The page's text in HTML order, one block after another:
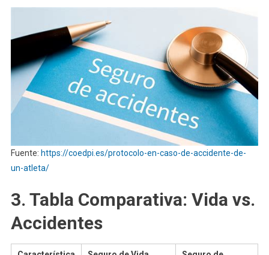
Fuente: https://coedpi.es/protocolo-en-caso-de-accidente-de-
un-atleta/
3. Tabla Comparativa: Vida vs.
Accidentes